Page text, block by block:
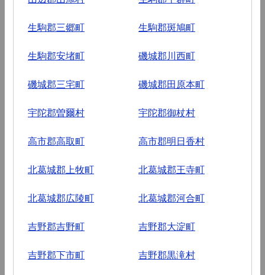
生駒郡三郷町 生駒郡斑鳩町
生駒郡安堵町 磯城郡川西町
磯城郡三宅町 磯城郡田原本町
宇陀郡曽爾村 宇陀郡御杖村
高市郡高取町 高市郡明日香村
北葛城郡上牧町 北葛城郡王寺町
北葛城郡広陵町 北葛城郡河合町
吉野郡吉野町 吉野郡大淀町
吉野郡下市町 吉野郡黒滝村